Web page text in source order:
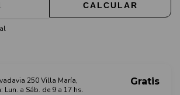
CALCULAR
250 Villa María,
a Sáb. de 9 a 17 hs.
Gratis